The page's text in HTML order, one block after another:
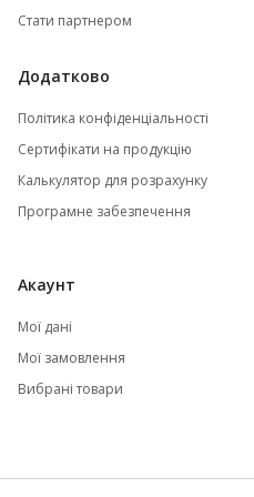
Стати партнером
Додатково
Політика конфіденціальності
Сертифікати на продукцію
Калькулятор для розрахунку
Програмне забезпечення
Акаунт
Мої дані
Мої замовлення
Вибрані товари